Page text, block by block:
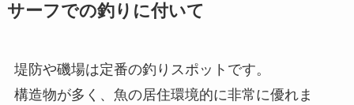
サーフでの釣りに付いて
堤防や磯場は定番の釣りスポットです。
構造物が多く、魚の居住環境的に非常に優れま